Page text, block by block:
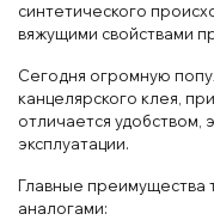
синтетического
вяжущими свойствами
Сегодня огромную
канцелярского клея,
отличается удобством,
эксплуатации.
Главные преимущества
аналогами: